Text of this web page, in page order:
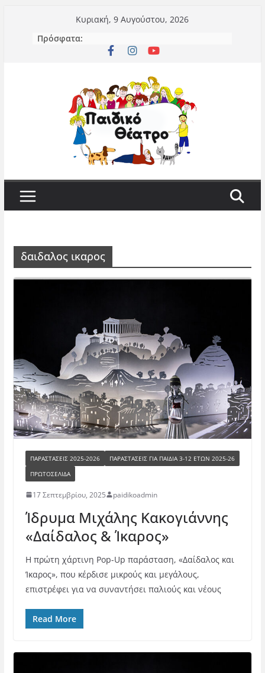
περιεχόμενο
Κυριακή, 9 Αυγούστου, 2026
Πρόσφατα:
δαιδαλος ικαρος
ΠΑΡΑΣΤΆΣΕΙΣ 2025-2026
ΠΑΡΑΣΤΆΣΕΙΣ ΓΙΑ ΠΑΙΔΙΆ 3-12 ΕΤΏΝ 2025-26
ΠΡΩΤΟΣΕΛΙΔΑ
17 Σεπτεμβρίου, 2025 paidikoadmin
Ίδρυμα Μιχάλης Κακογιάννης
«Δαίδαλος & Ίκαρος»
Η πρώτη χάρτινη Pop-Up παράσταση, «Δαίδαλος και
Ίκαρος», που κέρδισε μικρούς και μεγάλους,
επιστρέφει για να συναντήσει παλιούς και νέους
Read More